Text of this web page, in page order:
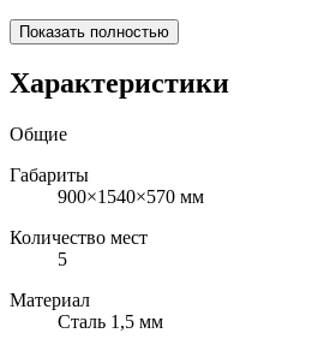
Показать полностью
Характеристики
Общие
Габариты
900×1540×570 мм
Количество мест
5
Материал
Сталь 1,5 мм